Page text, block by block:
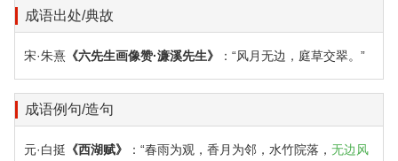
成语出处/典故
宋·朱熹 《六先生画像赞·濂溪先生》 ：“风月无边，庭草交翠。”
成语例句/造句
元·白挺 《西湖赋》 ：“春雨为观，香月为邻，水竹院落， 无边风